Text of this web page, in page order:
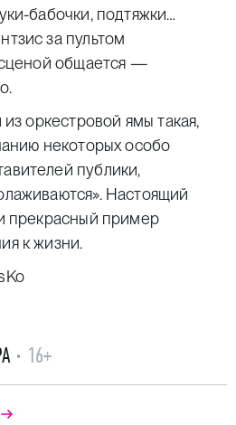
бабочки, подтяжки…
за пультом
общается —
оркестровой ямы такая,
некоторых особо
публики,
Настоящий
прекрасный пример
к жизни.
16+